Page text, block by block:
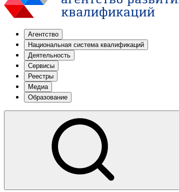
Агентство
Национальная система квалификаций
Деятельность
Сервисы
Реестры
Медиа
Образование